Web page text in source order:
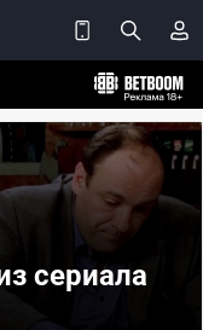
сериала